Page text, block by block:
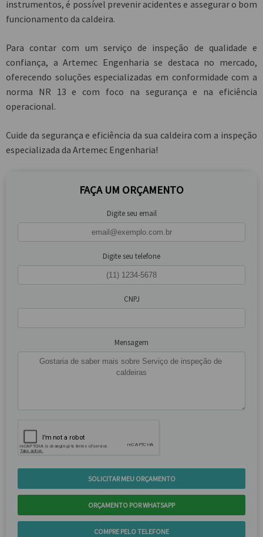
instrumentos, é possível prevenir acidentes e assegurar o bom
funcionamento da caldeira.
Para contar com um serviço de inspeção de qualidade e
confiança, a Artemec Engenharia se destaca no mercado,
oferecendo soluções especializadas em conformidade com a
norma NR 13 e com foco na segurança e na eficiência
operacional.
Cuide da segurança e eficiência da sua caldeira com a inspeção
especializada da Artemec Engenharia!
FAÇA UM ORÇAMENTO
Digite seu email
Digite seu telefone
CNPJ
Mensagem
SOLICITAR MEU ORÇAMENTO
ORÇAMENTO POR WHATSAPP
COMPRE PELO TELEFONE